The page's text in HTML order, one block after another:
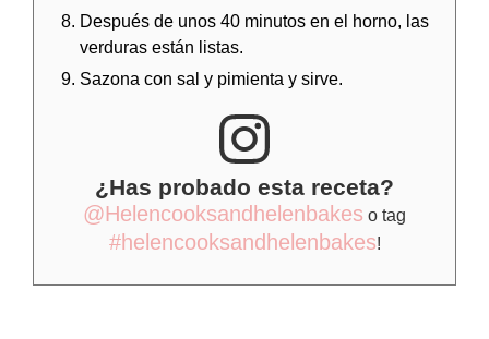
Después de unos 40 minutos en el horno, las
verduras están listas.
Sazona con sal y pimienta y sirve.
¿Has probado esta receta?
@Helencooksandhelenbakes o tag
#helencooksandhelenbakes!